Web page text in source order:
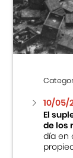
10/05/
El
de los
día en